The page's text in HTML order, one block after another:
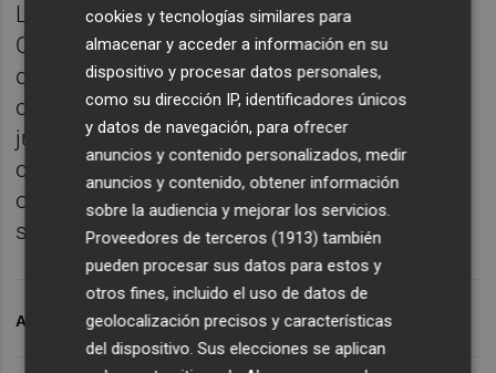
Los últimos datos del coronavirus en la
Comunitat Valenciana, conocido en la tarde
del martes, arrojan 966 casos nuevos de
coronavirus, la primera vez desde el 30 de
julio que la Comunitat baja de los 1.000
contagios diario. No obstante, ha habido
once nuevos fallecimientos en los últimos
siete días.
ARCHIVADO EN TOQUE DE QUEDA CORONAVIRUS
cookies y tecnologías similares para
almacenar y acceder a información en su
dispositivo y procesar datos personales,
como su dirección IP, identificadores únicos
y datos de navegación, para ofrecer
anuncios y contenido personalizados, medir
anuncios y contenido, obtener información
sobre la audiencia y mejorar los servicios.
Proveedores de terceros (1913) también
pueden procesar sus datos para estos y
otros fines, incluido el uso de datos de
geolocalización precisos y características
del dispositivo. Sus elecciones se aplican